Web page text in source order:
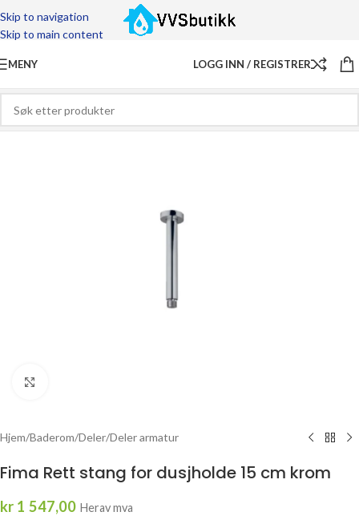
Skip to navigation
Skip to main content
MENY LOGG INN / REGISTRER
Hjem/Baderom/Deler/Deler armatur
Fima Rett stang for dusjholde 15 cm krom
kr 1 547,00 Herav mva